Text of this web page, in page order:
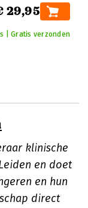
29,95
| Gratis verzonden
klinische
en doet
en hun
direct